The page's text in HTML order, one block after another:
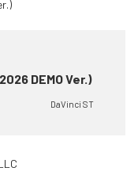
DEMO Ver.)
DaVinci ST